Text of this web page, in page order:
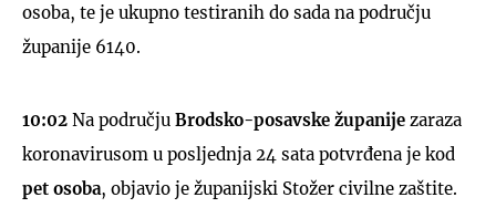
osoba, te je ukupno testiranih do sada na području
županije 6140.
10:02 Na području Brodsko-posavske županije zaraza
koronavirusom u posljednja 24 sata potvrđena je kod
pet osoba, objavio je županijski Stožer civilne zaštite.
UKLJUČITE NOTIFIKACIJE